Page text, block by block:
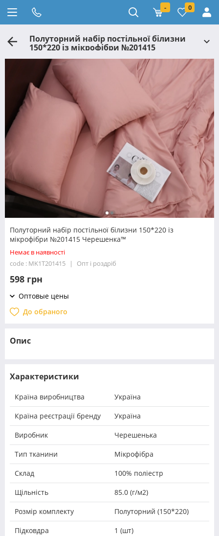
- 0
Полуторний набір постільної білизни
150*220 із мікрофібри №201415
Черешенка™
Полуторний набір постільної білизни 150*220 із
мікрофібри №201415 Черешенка™
Немає в наявності
code : MK1T201415
Опт і роздріб
598 грн
Оптовые цены
До обраного
Опис
Характеристики
Країна виробництва Україна
Країна реєстрації бренду Україна
Виробник Черешенька
Тип тканини Мікрофібра
Склад 100% поліестр
Щільність 85.0 (г/м2)
Розмір комплекту Полуторний (150*220)
Підковдра 1 (шт)